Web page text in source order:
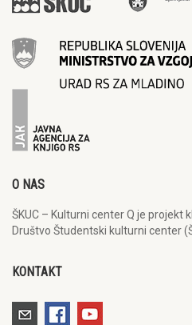
O NAS
ŠKUC – Kulturni center Q je projekt
Društvo Študentski kulturni center
KONTAKT